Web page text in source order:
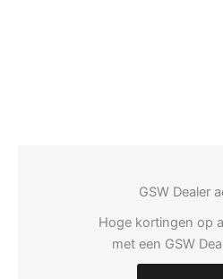
GSW Dealer
Hoge kortingen op
met een GSW